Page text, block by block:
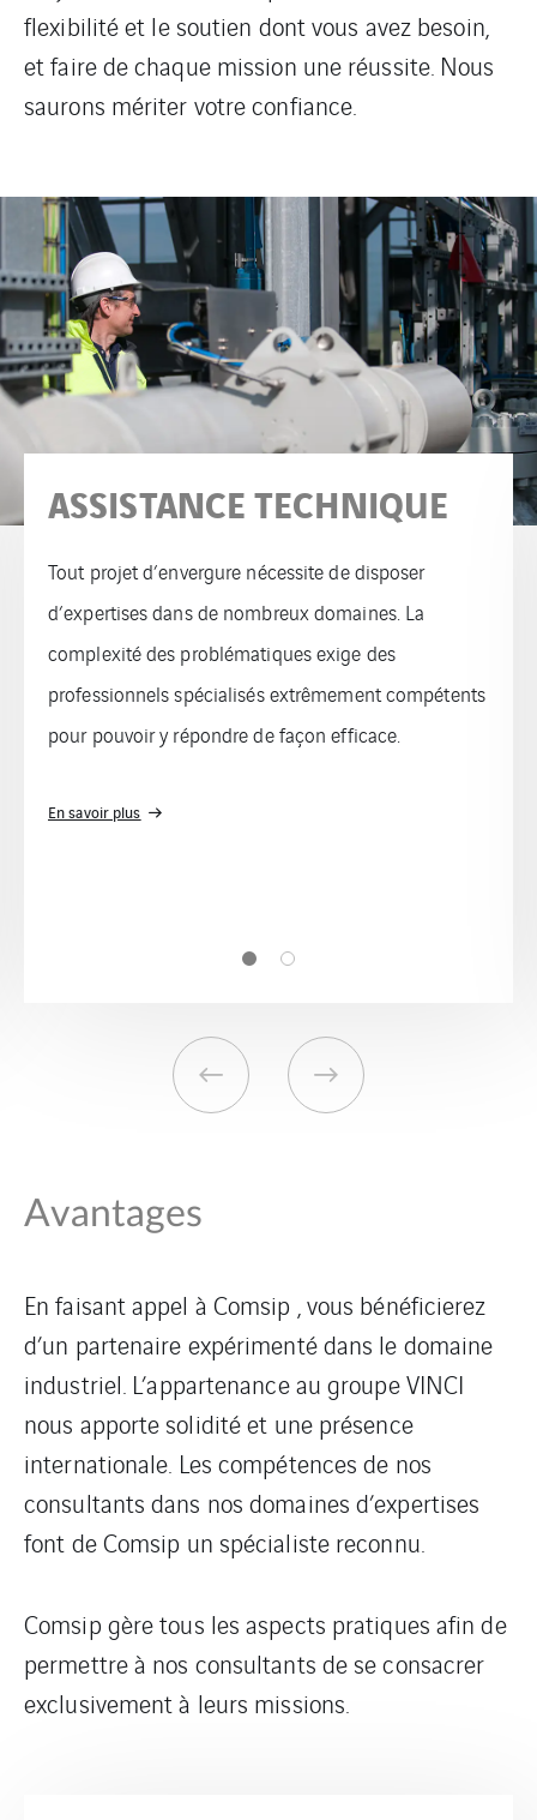
flexibilité et le soutien dont vous avez besoin,
et faire de chaque mission une réussite. Nous
saurons mériter votre confiance.
FORMATIONS
Comsipest spécialiste de la méthodologie
OPERCOM® et formateur pour TOTAL au logiciel de
suivi de commissioning ICAPS©. Comsip
des formations ICAPS© et OPERCOM® et aussi des
formations techniques à la carte en
mécanique.
Avantages
En faisant appel à Comsip , vous bénéficierez
d’un partenaire expérimenté dans le domaine
industriel. L’appartenance au groupe VINCI
nous apporte solidité et une présence
internationale. Les compétences de nos
consultants dans nos domaines d’expertises
font de Comsip un spécialiste reconnu.
Comsip gère tous les aspects pratiques afin de
permettre à nos consultants de se consacrer
exclusivement à leurs missions.